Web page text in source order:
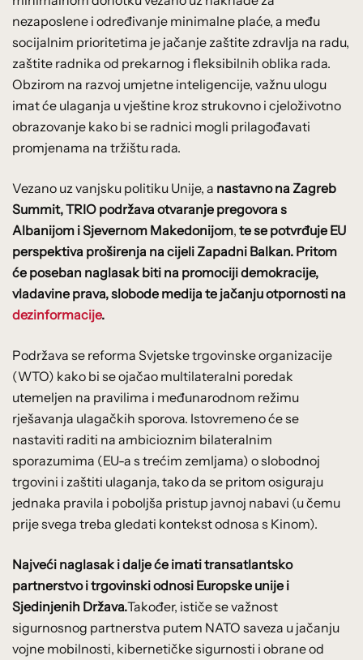
nezaposlene i određivanje minimalne plaće, a među
socijalnim prioritetima je jačanje zaštite zdravlja na radu,
zaštite radnika od prekarnog i fleksibilnih oblika rada.
Obzirom na razvoj umjetne inteligencije, važnu ulogu
imat će ulaganja u vještine kroz strukovno i cjeloživotno
obrazovanje kako bi se radnici mogli prilagođavati
promjenama na tržištu rada.
Vezano uz vanjsku politiku Unije, a nastavno na Zagreb
Summit, TRIO podržava otvaranje pregovora s
Albanijom i Sjevernom Makedonijom, te se potvrđuje EU
perspektiva proširenja na cijeli Zapadni Balkan. Pritom
će poseban naglasak biti na promociji demokracije,
vladavine prava, slobode medija te jačanju otpornosti na
dezinformacije.
Podržava se reforma Svjetske trgovinske organizacije
(WTO) kako bi se ojačao multilateralni poredak
utemeljen na pravilima i međunarodnom režimu
rješavanja ulagačkih sporova. Istovremeno će se
nastaviti raditi na ambicioznim bilateralnim
sporazumima (EU-a s trećim zemljama) o slobodnoj
trgovini i zaštiti ulaganja, tako da se pritom osiguraju
jednaka pravila i poboljša pristup javnoj nabavi (u čemu
prije svega treba gledati kontekst odnosa s Kinom).
Najveći naglasak i dalje će imati transatlantsko
partnerstvo i trgovinski odnosi Europske unije i
Sjedinjenih Država.Također, ističe se važnost
sigurnosnog partnerstva putem NATO saveza u jačanju
vojne mobilnosti, kibernetičke sigurnosti i obrane od